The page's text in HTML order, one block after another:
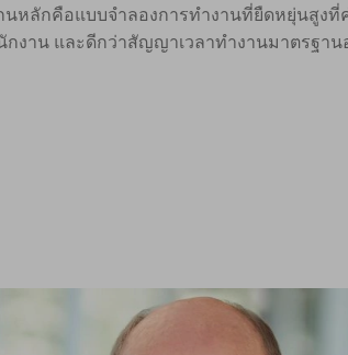
นหลักคือแบบจำลองการทำงานที่ยืดหยุ่นสูงที่
งาน และดีกว่าสัญญาเวลาทำงานมาตรฐาน